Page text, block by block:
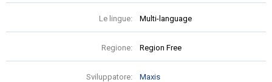
Le lingue: Multi-language
Regione: Region Free
Sviluppatore: Maxis